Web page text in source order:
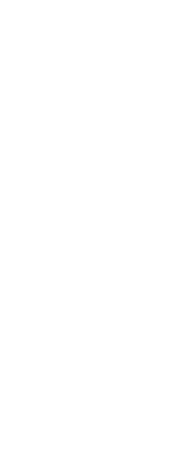
e experiência. Ao continuar,